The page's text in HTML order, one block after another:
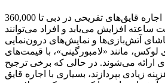
در شب سال نو میلادی، اجاره قایق‌های تفریحی در دبی تا 360,000
افزایش می‌یابد و افراد می‌توانند
آتش‌بازی‌ها و نمایش‌های درون‌نمایی
لوکس، مانند «لامبورگینی»، با قیمت‌های
ارائه می‌شوند. در حالی که برخی ترجیح
زیادی بپردازند، بسیاری با اجاره قایق